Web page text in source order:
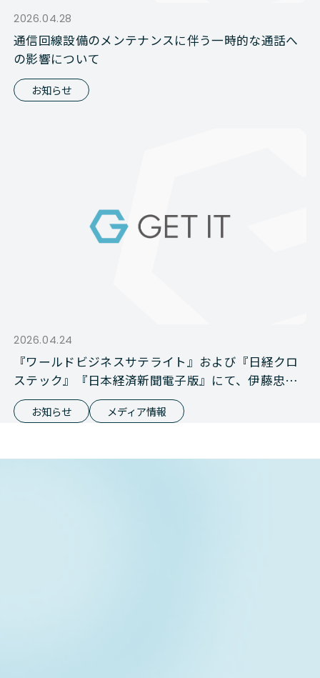
2026.04.28
通信回線設備のメンテナンスに伴う一時的な通話へ
の影響について
お知らせ
2026.04.24
『ワールドビジネスサテライト』および『日経クロ
ステック』『日本経済新聞電子版』にて、伊藤忠商
事との資本業務提携が報じられました
お知らせ メディア情報